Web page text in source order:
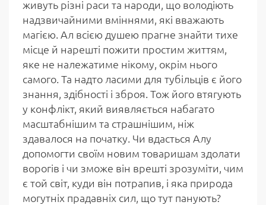
живуть різні раси та народи, що володіють
надзвичайними вміннями, які вважають
магією. Ал всією душею прагне знайти тихе
місце й нарешті пожити простим життям,
яке не належатиме нікому, окрім нього
самого. Та надто ласими для тубільців є його
знання, здібності і зброя. Тож його втягують
у конфлікт, який виявляється набагато
масштабнішим та страшнішим, ніж
здавалося на початку. Чи вдасться Алу
допомогти своїм новим товаришам здолати
ворогів і чи зможе він врешті зрозуміти, чим
є той світ, куди він потрапив, і яка природа
могутніх прадавніх сил, що тут панують?